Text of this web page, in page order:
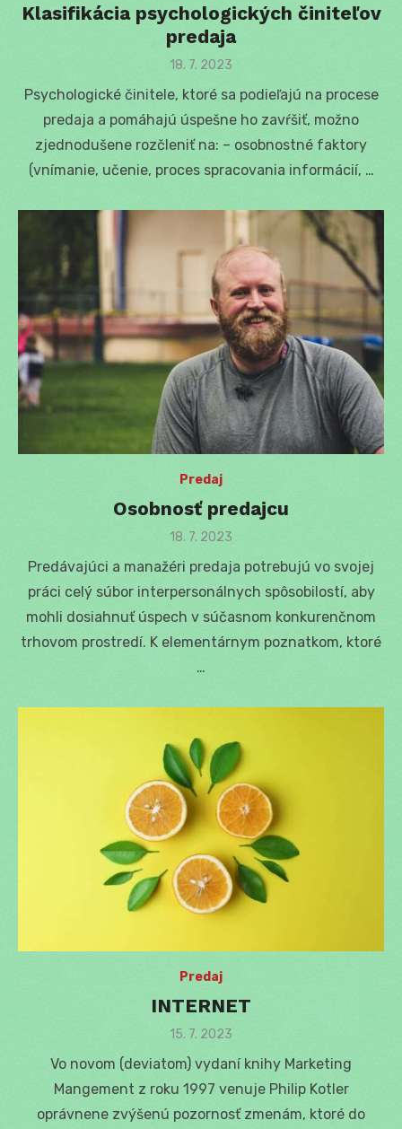
Klasifikácia psychologických činiteľov
predaja
Posted
18. 7. 2023
Psychologické činitele, ktoré sa podieľajú na procese
predaja a pomáhajú úspešne ho zavŕšiť, možno
zjednodušene rozčleniť na: – osobnostné faktory
(vnímanie, učenie, proces spracovania informácií, …
Predaj
Osobnosť predajcu
Posted
18. 7. 2023
Predávajúci a manažéri predaja potrebujú vo svojej
práci celý súbor interpersonálnych spôsobilostí, aby
mohli dosiahnuť úspech v súčasnom konkurenčnom
trhovom prostredí. K elementárnym poznatkom, ktoré
…
Predaj
INTERNET
Posted
15. 7. 2023
Vo novom (deviatom) vydaní knihy Marketing
Mangement z roku 1997 venuje Philip Kotler
oprávnene zvýšenú pozornosť zmenám, ktoré do